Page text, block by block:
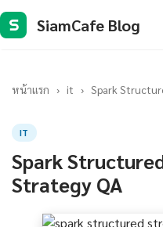
S SiamCafe Blog
หน้าแรก › it › Spark
IT
Spark
Strategy QA